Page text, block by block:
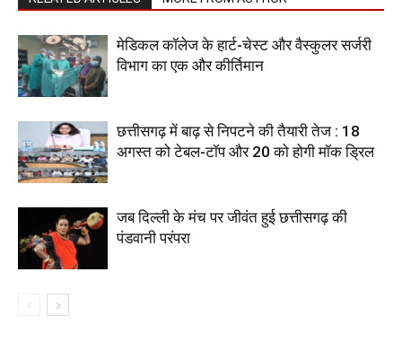
​मेडिकल कॉलेज के हार्ट-चेस्ट और वैस्कुलर सर्जरी
विभाग का एक और कीर्तिमान
छत्तीसगढ़ में बाढ़ से निपटने की तैयारी तेज : 18
अगस्त को टेबल-टॉप और 20 को होगी मॉक ड्रिल
जब दिल्ली के मंच पर जीवंत हुई छत्तीसगढ़ की
पंडवानी परंपरा